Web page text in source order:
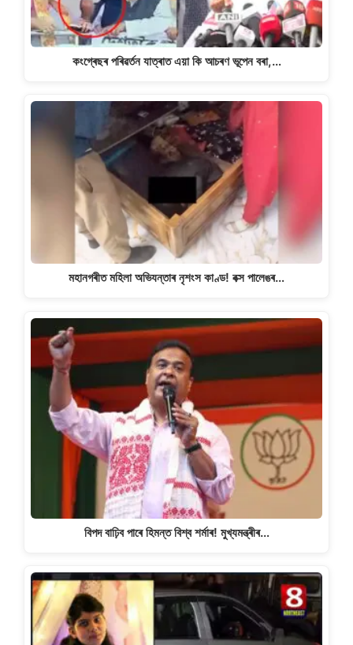
কংগ্ৰেছৰ পৰিৱৰ্তন যাত্ৰাত এয়া কি আচৰণ ভূপেন বৰা,…
মহানগৰীত মহিলা অভিযন্তাৰ নৃশংস কাণ্ড! বক্স পালেঙৰ…
বিপদ বাঢ়িব পাৰে হিমন্ত বিশ্ব শৰ্মাৰ! মুখ্যমন্ত্ৰীৰ…